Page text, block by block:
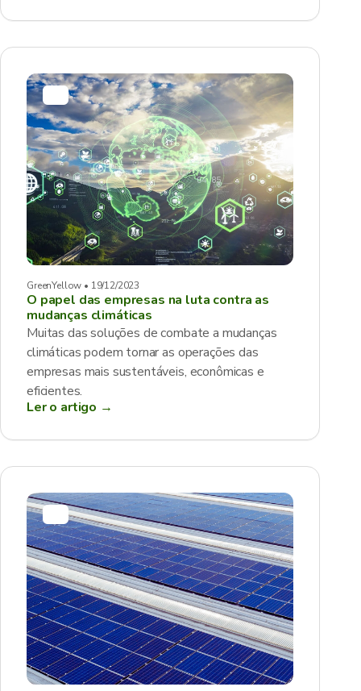
GreenYellow • 19/12/2023
O papel das empresas na luta contra as
mudanças climáticas
Muitas das soluções de combate a mudanças
climáticas podem tornar as operações das
empresas mais sustentáveis, econômicas e
eficientes.
Ler o artigo →